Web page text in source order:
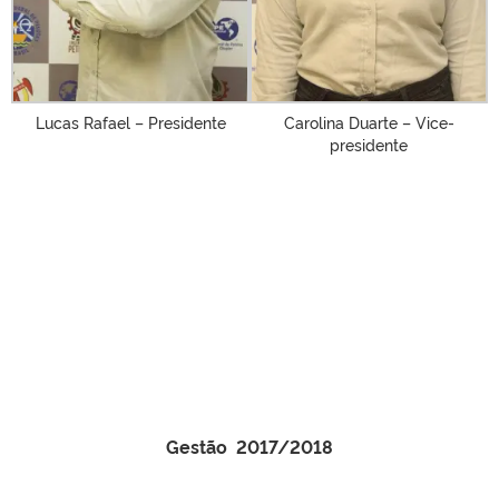
Lucas Rafael – Presidente
Carolina Duarte – Vice-
presidente
Gestão 2017/2018